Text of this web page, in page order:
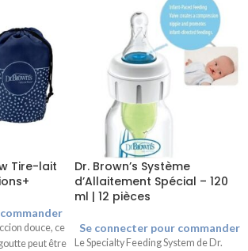
Tire-lait
douce, ce
peut être
Dr. Brown’s Système
d’Allaitement Spécial – 120
ml | 12 pièces
Se connecter pour commander
Le Specialty Feeding System de Dr.